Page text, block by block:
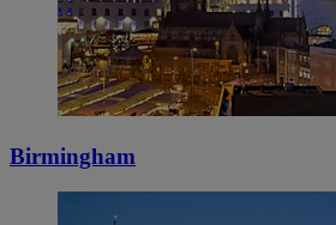
Birmingham